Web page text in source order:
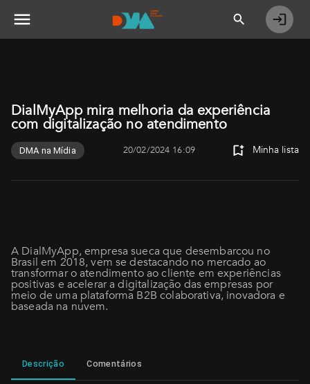
DialMyApp mira melhoria da experiência
com digitalização no atendimento
DMA na Mídia 20/02/2024 16:09 Minha lista
A DialMyApp, empresa sueca que desembarcou no
Brasil em 2018, vem se destacando no mercado ao
transformar o atendimento ao cliente em experiências
positivas e acelerar a digitalização das empresas por
meio de uma plataforma B2B colaborativa, inovadora e
baseada na nuvem.
Descrição Comentários